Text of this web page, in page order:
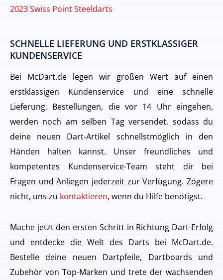
2023 Swiss Point Steeldarts
SCHNELLE LIEFERUNG UND ERSTKLASSIGER
KUNDENSERVICE
Bei McDart.de legen wir großen Wert auf einen
erstklassigen Kundenservice und eine schnelle
Lieferung. Bestellungen, die vor 14 Uhr eingehen,
werden noch am selben Tag versendet, sodass du
deine neuen Dart-Artikel schnellstmöglich in den
Händen halten kannst. Unser freundliches und
kompetentes Kundenservice-Team steht dir bei
Fragen und Anliegen jederzeit zur Verfügung. Zögere
nicht, uns zu kontaktieren, wenn du Hilfe benötigst.
Mache jetzt den ersten Schritt in Richtung Dart-Erfolg
und entdecke die Welt des Darts bei McDart.de.
Bestelle deine neuen Dartpfeile, Dartboards und
Zubehör von Top-Marken und trete der wachsenden